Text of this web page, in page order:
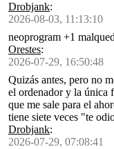
Drobjank:
2026-08-03, 11:13:10
neoprogram +1
Orestes:
2026-07-29, 16:50:48
Quizás antes, pero no
el ordenador y la única
que me sale para el
tiene siete veces "te
Drobjank:
2026-07-29, 07:08:41